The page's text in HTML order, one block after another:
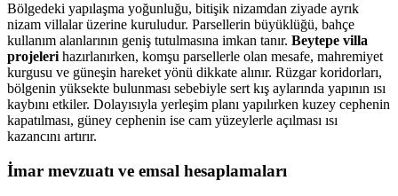
Bölgedeki yapılaşma yoğunluğu, bitişik nizamdan ziyade ayrık
nizam villalar üzerine kuruludur. Parsellerin büyüklüğü, bahçe
kullanım alanlarının geniş tutulmasına imkan tanır. Beytepe villa
projeleri hazırlanırken, komşu parsellerle olan mesafe, mahremiyet
kurgusu ve güneşin hareket yönü dikkate alınır. Rüzgar koridorları,
bölgenin yüksekte bulunması sebebiyle sert kış aylarında yapının ısı
kaybını etkiler. Dolayısıyla yerleşim planı yapılırken kuzey cephenin
kapatılması, güney cephenin ise cam yüzeylerle açılması ısı
kazancını artırır.
İmar mevzuatı ve emsal hesaplamaları